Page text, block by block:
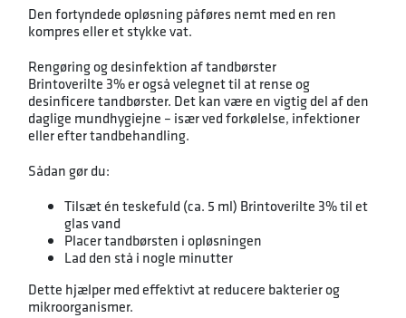
Den fortyndede opløsning påføres nemt med en ren
kompres eller et stykke vat.
Rengøring og desinfektion af tandbørster
Brintoverilte 3% er også velegnet til at rense og
desinficere tandbørster. Det kan være en vigtig del af den
daglige mundhygiejne – især ved forkølelse, infektioner
eller efter tandbehandling.
Sådan gør du:
Tilsæt én teskefuld (ca. 5 ml) Brintoverilte 3% til et
glas vand
Placer tandbørsten i opløsningen
Lad den stå i nogle minutter
Dette hjælper med effektivt at reducere bakterier og
mikroorganismer.